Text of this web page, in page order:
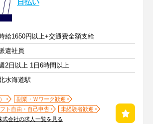
日払い
給1650円以上+交通費全額支給
遣社員
2日以上 1日6時間以上
水海道駅
副業・Ｗワーク歓迎
ト自由・自己申告
未経験者歓迎
式会社の求人一覧を見る